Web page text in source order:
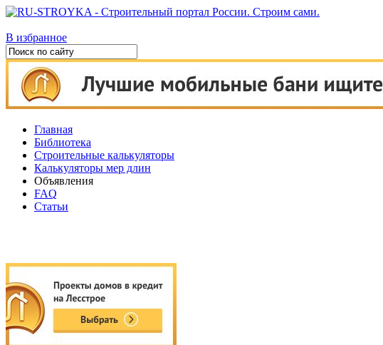
В избранное
Главная
Библиотека
Строительные калькуляторы
Калькуляторы мер длин
Объявления
FAQ
Статьи